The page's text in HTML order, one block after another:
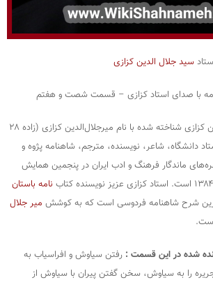
سید جلال الدین کزازی
با صدای استاد کزازی – قسمت شصت و هفتم
سید جلال‌الدین کزازی شناخته‌ شده با نام میرجلال‌الدین کزازی (زاده ۲۸
استاد دانشگاه، شاعر، نویسنده، مترجم، شاهنامه‌ پژوه و
ماندگار فرهنگ و ادب ایران در پنجمین همایش
نامه باستان
شرح شاهنامه فردوسی است که به کوشش میر جلال
شده در این قسمت : رفتن سیاوش و افراسیاب به
را به سیاوش، سخن گفتن پیران با سیاوش از